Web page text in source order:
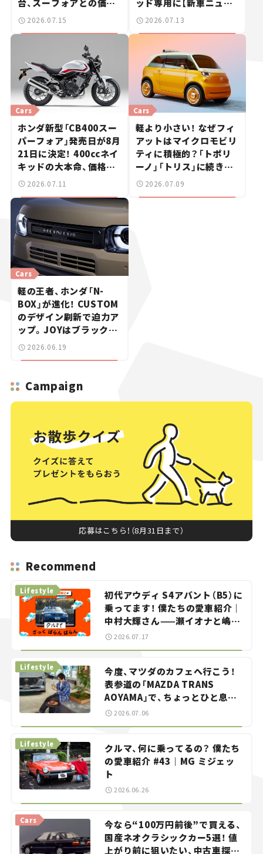
台、スーフォアとの価格
差は20万円【新車ニュー
2026.07.15
ッド専用に【新車ニュー
ス】2026.07.13
Cars
ホンダ新型「CB400スー
パーフォア」発売日が8月
21日に決定！ 400ccネイ
キッドの大本命、価格は
100万円切りの99万
2026.07.11
Cars
軽より小さい！ なぜフィ
アットはマイクロモビリ
ティに積極的？「トポリ
ーノ」「トリス」に続きコ
ンセプトカー「ムルティ
2026.07.09
Cars
軽の王者、ホンダ「N-
BOX」が進化！ CUSTOM
のデザイン刷新で迫力ア
ップ。JOYはブラックス
タイル追加【新車ニュー
2026.06.19
Campaign
応募はこちら！（8月31日まで）
Recommend
初代アウディ S4アバント（B5）に
乗ってます！ 僕たちの愛車紹介｜
中村大輝さん——瀬イオナと嶋田
智之の「クルマでざっくばらんば
Lifestyle
2026.07.17
今度、マツダのカフェへ行こう！
表参道の「MAZDA TRANS
AOYAMA」で、ちょっとひと息。
——連載｜CCGとクルマでどうす
Lifestyle
2026.07.06
クルマ、何に乗ってるの？ 僕たち
の愛車紹介 #43｜MG ミジェッ
ト
Lifestyle
2026.06.26
今なら“100万円前後”で買える、
国産ネオクラシックカー5選！ 値
上がり前に狙いたい、中古車探し
Cars